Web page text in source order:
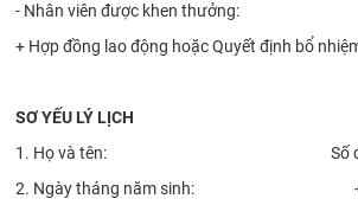
- Nhân viên được khen thưởng:
+ Hợp đồng lao động hoặc Quyết định bổ
SƠ YẾU LÝ LỊCH
1. Họ và tên: Số điện
2. Ngày tháng năm sinh: +